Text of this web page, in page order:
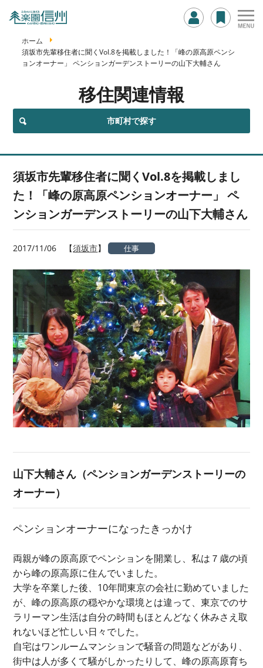
ホーム
須坂市先輩移住者に聞くVol.8を掲載しました！「峰の原高原ペンシ
ョンオーナー」 ペンションガーデンストーリーの山下大輔さん
移住関連情報
市町村で探す
須坂市先輩移住者に聞くVol.8を掲載しまし
た！「峰の原高原ペンションオーナー」 ペ
ンションガーデンストーリーの山下大輔さん
2017/11/06 【須坂市】 仕事
山下大輔さん（ペンションガーデンストーリーの
オーナー）
ペンションオーナーになったきっかけ
両親が峰の原高原でペンションを開業し、私は７歳の頃
から峰の原高原に住んでいました。
大学を卒業した後、10年間東京の会社に勤めていました
が、峰の原高原の穏やかな環境とは違って、東京でのサ
ラリーマン生活は自分の時間もほとんどなく休みさえ取
れないほど忙しい日々でした。
自宅はワンルームマンションで騒音の問題などがあり、
街中は人が多くて騒がしかったりして、峰の原高原育ち